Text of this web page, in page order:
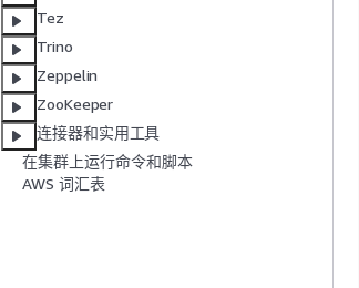
Tez
Trino
Zeppelin
ZooKeeper
连接器和实用工具
在集群上运行命令和脚本
AWS 词汇表